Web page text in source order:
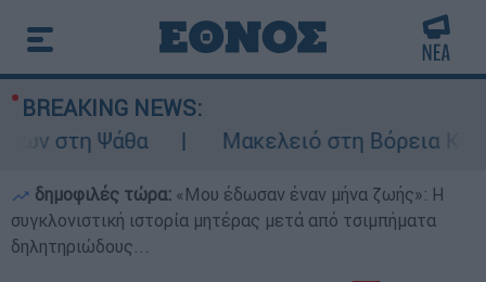
BREAKING NEWS:
στη Ψάθα
Μακελειό στη Βόρεια
δημοφιλές τώρα: «Μου έδωσαν έναν μήνα ζωής»: Η
συγκλονιστική ιστορία μητέρας μετά από τσιμπήματα
δηλητηριώδους...